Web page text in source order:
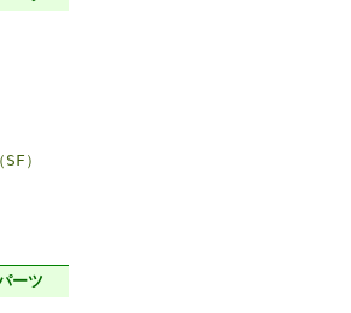
）
ーツ